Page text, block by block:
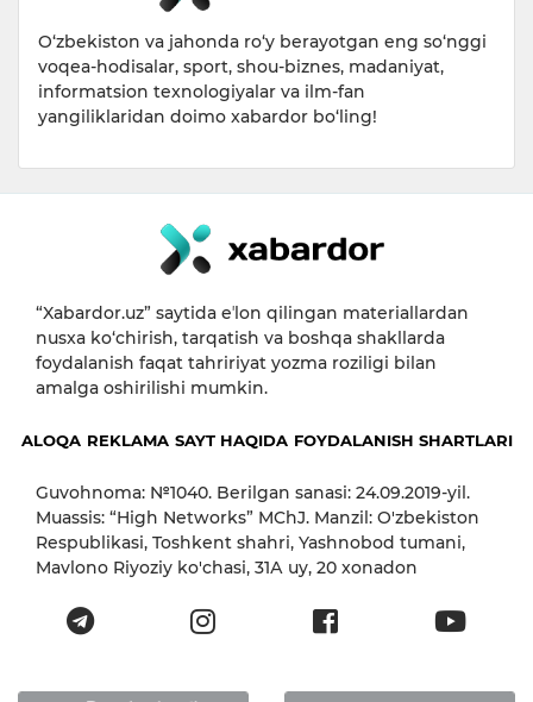
O‘zbekiston va jahonda ro‘y berayotgan eng so‘nggi
voqea-hodisalar, sport, shou-biznes, madaniyat,
informatsion texnologiyalar va ilm-fan
yangiliklaridan doimo xabardor bo‘ling!
“Xabardor.uz” saytida eʼlon qilingan materiallardan
nusxa ko‘chirish, tarqatish va boshqa shakllarda
foydalanish faqat tahririyat yozma roziligi bilan
amalga oshirilishi mumkin.
ALOQA REKLAMA SAYT HAQIDA FOYDALANISH SHARTLARI
Guvohnoma: №1040. Berilgan sanasi: 24.09.2019-yil.
Muassis: “High Networks” MChJ. Manzil: O'zbekiston
Respublikasi, Toshkent shahri, Yashnobod tumani,
Mavlono Riyoziy ko'chasi, 31А uy, 20 xonadon